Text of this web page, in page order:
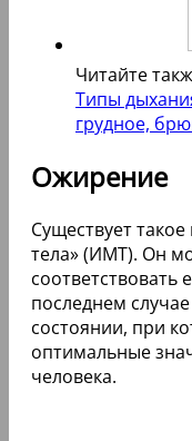
Читайте
Типы
грудное,
Ожирение
Существует
тела» (ИМТ). Он
последнем
состоянии, при
оптимальные
человека.